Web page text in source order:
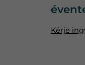
Kérje